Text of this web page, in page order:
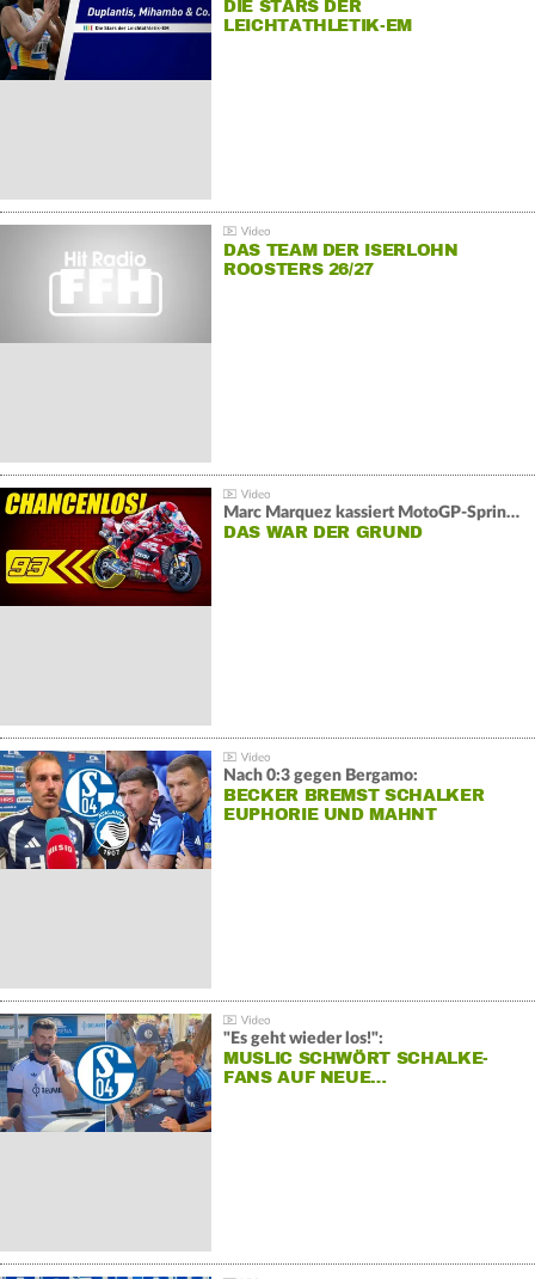
DIE STARS DER
LEICHTATHLETIK-EM
DAS TEAM DER ISERLOHN
ROOSTERS 26/27
Marc Marquez kassiert MotoGP-Sprint-Schlappe:
DAS WAR DER GRUND
Nach 0:3 gegen Bergamo:
BECKER BREMST SCHALKER
EUPHORIE UND MAHNT
"Es geht wieder los!":
MUSLIC SCHWÖRT SCHALKE-
FANS AUF NEUE…